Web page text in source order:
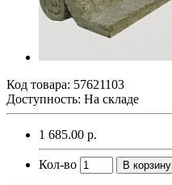
Код товара: 57621103
Доступность: На складе
1 685.00 р.
Кол-во В корзину